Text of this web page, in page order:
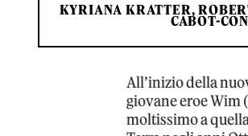
KYRIANA KRATTER,
CABOT-
All’inizio della
giovane eroe Wim
moltissimo a